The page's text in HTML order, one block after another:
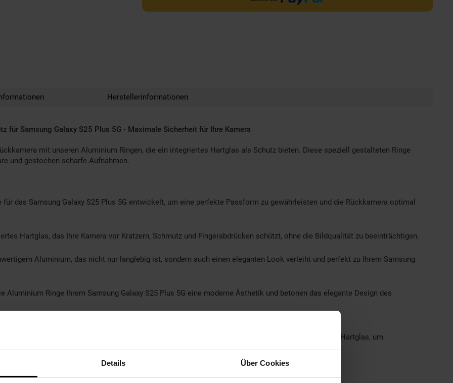
Details Über Cookies
Herstellerinformationen
für Samsung Galaxy S25 Plus 5G - Maximale Sicherheit für Ihre Kamera
mit unseren Aluminium Ringen, die ein integriertes Hartglas als Schutz bieten. Diese speziell gestalteten Ringe
und gestochen scharfe Aufnahmen.
das Samsung Galaxy S25 Plus 5G entwickelt, um eine perfekte Passform zu gewährleisten und die Rückkamera optimal
Hartglas, das Ihre Kamera vor Kratzern, Schmutz und Fingerabdrücken schützt, ohne die Bildqualität zu beeinträchtigen.
Aluminium, das nicht nur langlebig ist, sondern auch einen eleganten Look verleiht und perfekt zu Ihrem Samsung
Aluminium Ringe Ihrem Samsung Galaxy S25 Plus 5G eine moderne Ästhetik und betonen das elegante Design des
S25 Plus 5G mit Stil und Funktionalität. Investieren Sie in unsere Aluminium Ringe mit integriertem Hartglas, um
Sie erstklassige Aufnahmen machen können.